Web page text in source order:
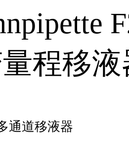
程移
通道移液器